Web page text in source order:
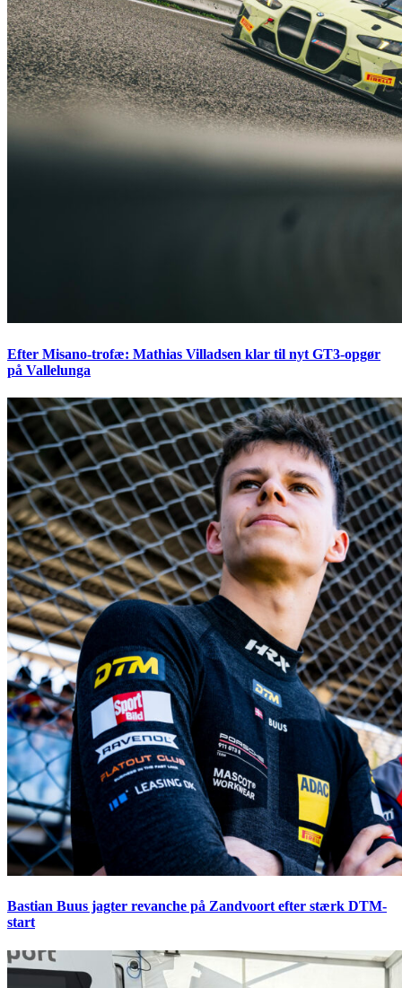
Efter Misano-trofæ: Mathias Villadsen klar til nyt GT3-opgør
på Vallelunga
Bastian Buus jagter revanche på Zandvoort efter stærk DTM-
start